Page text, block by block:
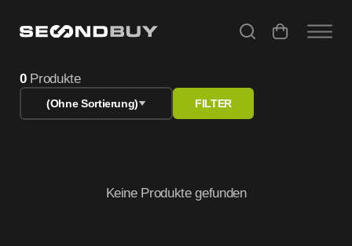
0Produkte
(Ohne Sortierung) FILTER
Keine Produkte gefunden